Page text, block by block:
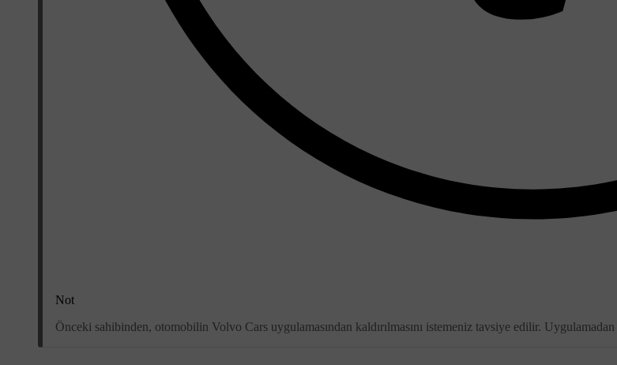
Not
Önceki sahibinden, otomobilin Volvo Cars uygulamasından kaldırılmasını istemeniz tavsiye edilir. Uygulamadan